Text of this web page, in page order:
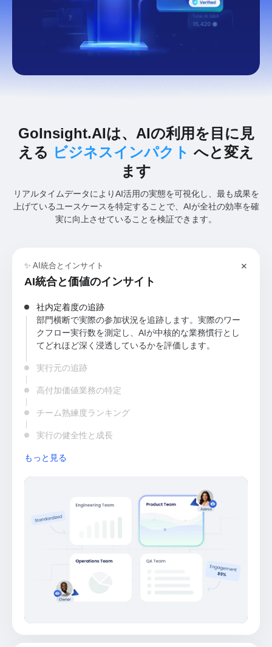
GoInsight.AIは、AIの利用を目に見
える ビジネスインパクト へと変え
ます
リアルタイムデータによりAI活用の実態を可視化し、最も成果を
上げているユースケースを特定することで、AIが全社の効率を確
実に向上させていることを検証できます。
✨ AI統合とインサイト
AI統合と価値のインサイト
社内定着度の追跡
部門横断で実際の参加状況を追跡します。実際のワー
クフロー実行数を測定し、AIが中核的な業務慣行とし
てどれほど深く浸透しているかを評価します。
実行元の追跡
高付加価値業務の特定
チーム熟練度ランキング
実行の健全性と成長
もっと見る